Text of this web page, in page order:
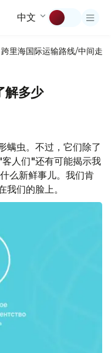
中文
跨里海国际运输路线/中间走廊
解多少
螨虫。不过，它们除了
人们"还有可能揭示我
么新鲜事儿。我们肯
们的脸上。